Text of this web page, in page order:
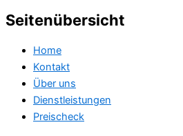
Seitenübersicht
Home
Kontakt
Über uns
Dienstleistungen
Preischeck